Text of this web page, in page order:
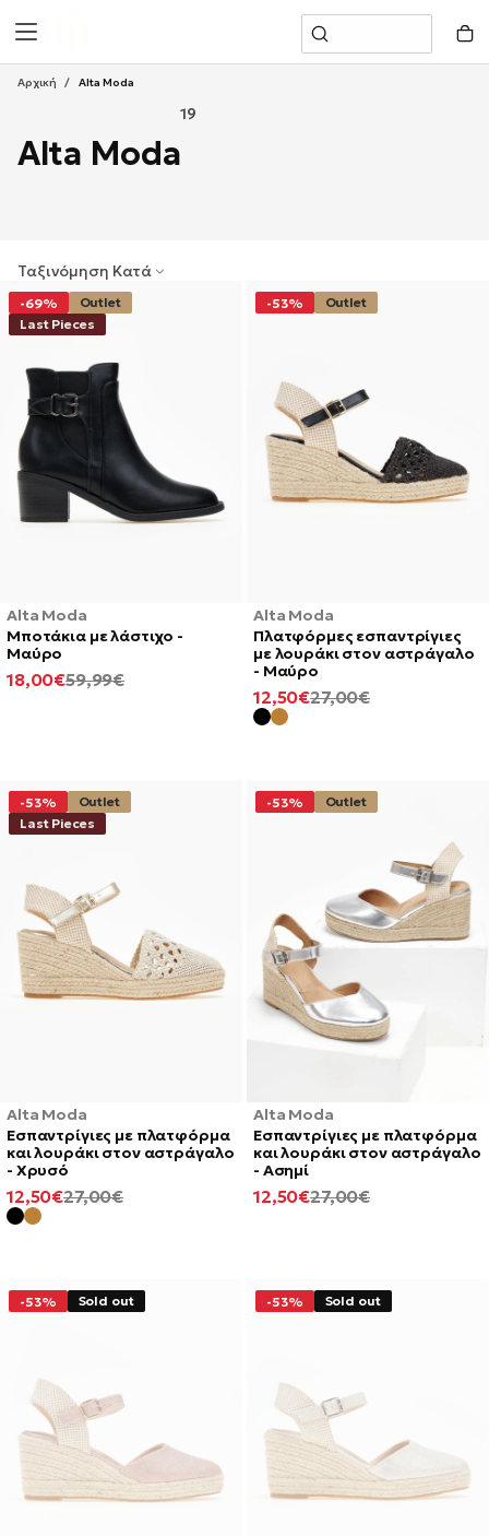
Μετάβαση
Στο
Περιεχόμενο
Αρχική / Alta Moda
Alta Moda
19
Ταξινόμηση Κατά
Alta Moda
Μποτάκια με λάστιχο -
Μαύρο
-69%
Outlet
Last Pieces
ΚΑΝΟΝΙΚΉ
59,99€
ΕΛΆΧΙΣΤΗ
18,00€
Alta Moda
Πλατφόρμες εσπαντρίγιες
με λουράκι στον αστράγαλο
- Μαύρο
-53% Outlet
ΚΑΝΟΝΙΚΉ
27,00€
ΕΛΆΧΙΣΤΗ
ΤΙΜΉ
12,50€
Alta Moda
Εσπαντρίγιες με πλατφόρμα
και λουράκι στον αστράγαλο
- Χρυσό
-53%
Outlet
Last Pieces
ΚΑΝΟΝΙΚΉ
27,00€
ΕΛΆΧΙΣΤΗ
ΤΙΜΉ
12,50€
Alta Moda
Εσπαντρίγιες με πλατφόρμα
και λουράκι στον αστράγαλο
- Ασημί
-53% Outlet
ΚΑΝΟΝΙΚΉ
27,00€
ΕΛΆΧΙΣΤΗ
12,50€
-53% Sold out -53% Sold out